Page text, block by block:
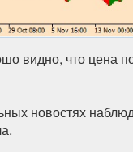
видно, что цена
новостях